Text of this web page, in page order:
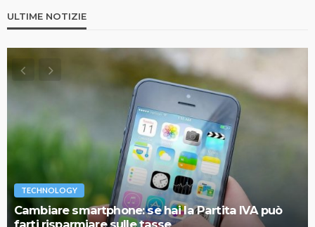
ULTIME NOTIZIE
TECHNOLOGY
Cambiare smartphone: se hai la Partita IVA può